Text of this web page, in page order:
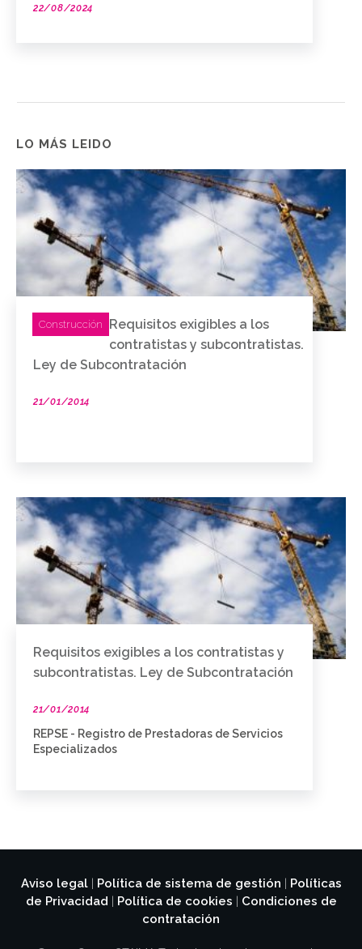
22/08/2024
LO MÁS LEIDO
Construcción
Requisitos exigibles a los
contratistas y subcontratistas.
Ley de Subcontratación
21/01/2014
Requisitos exigibles a los contratistas y
subcontratistas. Ley de Subcontratación
21/01/2014
REPSE - Registro de Prestadoras de Servicios
Especializados
Aviso legal| Política de sistema de gestión
Políticas
de Privacidad
Política de cookies
Condiciones de
contratación